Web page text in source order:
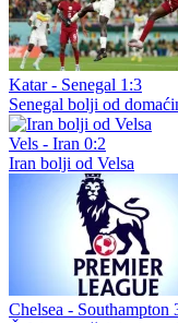
Katar - Senegal 1:3
Senegal bolji od
Vels - Iran 0:2
Iran bolji od Velsa
Chelsea - Southampton